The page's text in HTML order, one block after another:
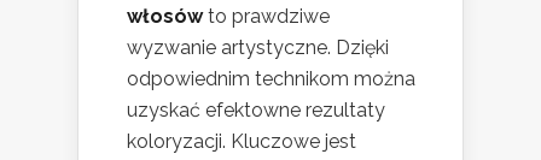
włosówto prawdziwe
wyzwanie artystyczne. Dzięki
odpowiednim technikom można
uzyskać efektowne rezultaty
koloryzacji. Kluczowe jest